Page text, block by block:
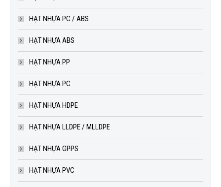
HẠT NHỰA PC / ABS
HẠT NHỰA ABS
HẠT NHỰA PP
HẠT NHỰA PC
HẠT NHỰA HDPE
HẠT NHỰA LLDPE / MLLDPE
HẠT NHỰA GPPS
HẠT NHỰA PVC